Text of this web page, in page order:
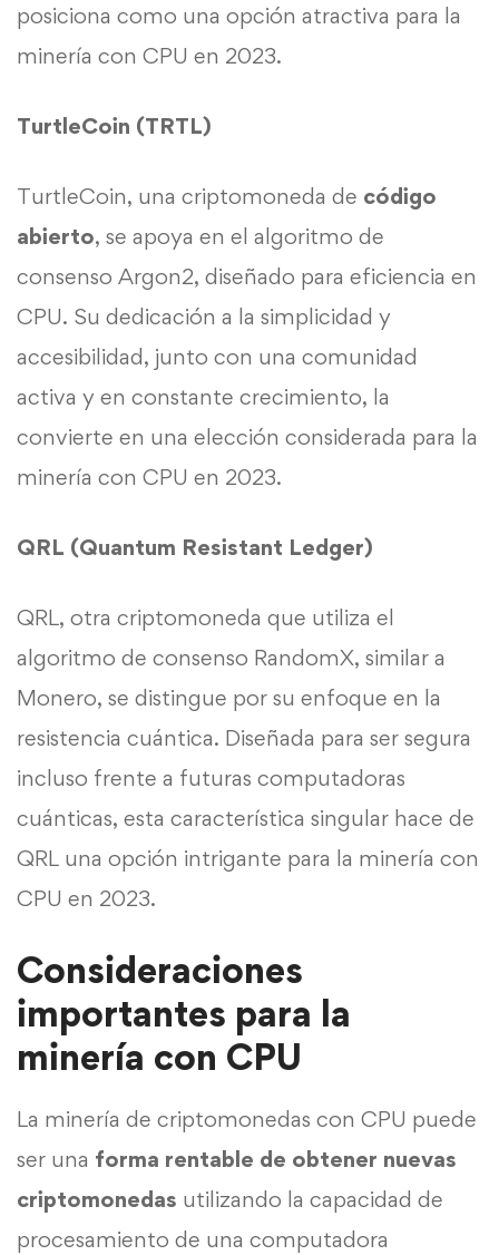
posiciona como una opción atractiva para la
minería con CPU en 2023.
TurtleCoin (TRTL)
TurtleCoin, una criptomoneda de código
abierto, se apoya en el algoritmo de
consenso Argon2, diseñado para eficiencia en
CPU. Su dedicación a la simplicidad y
accesibilidad, junto con una comunidad
activa y en constante crecimiento, la
convierte en una elección considerada para la
minería con CPU en 2023.
QRL (Quantum Resistant Ledger)
QRL, otra criptomoneda que utiliza el
algoritmo de consenso RandomX, similar a
Monero, se distingue por su enfoque en la
resistencia cuántica. Diseñada para ser segura
incluso frente a futuras computadoras
cuánticas, esta característica singular hace de
QRL una opción intrigante para la minería con
CPU en 2023.
Consideraciones
importantes para la
minería con CPU
La minería de criptomonedas con CPU puede
ser una forma rentable de obtener nuevas
criptomonedas utilizando la capacidad de
procesamiento de una computadora